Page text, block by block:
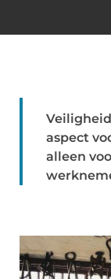
aspect
alleen